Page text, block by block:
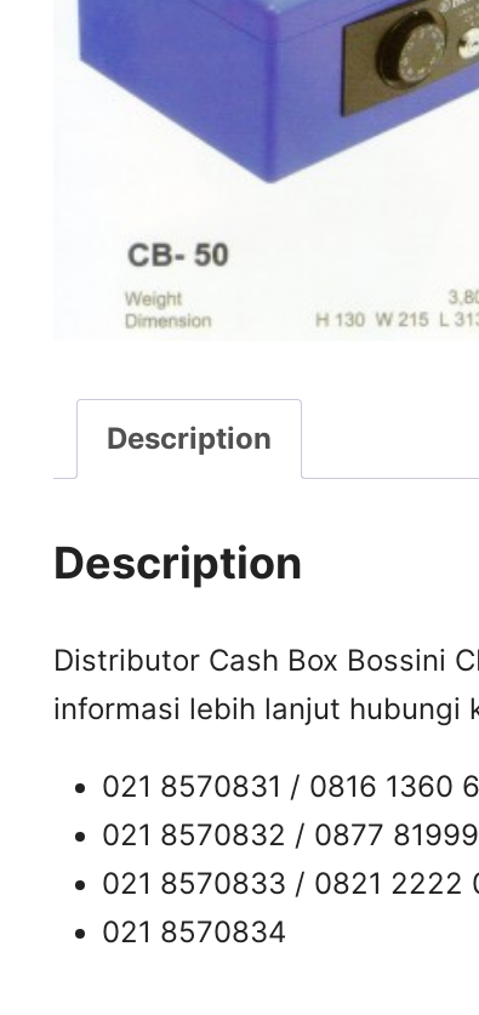
Description
Description
Distributor Cash Box Bossini
informasi lebih lanjut hubungi
021 8570831 / 0816 1360
021 8570832 / 0877
021 8570833 / 0821 2222
021 8570834